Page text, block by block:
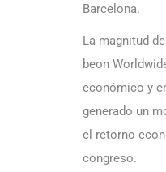
Barcelona.
La magnitud
beon
económico y
generado un
el retorno
congreso.